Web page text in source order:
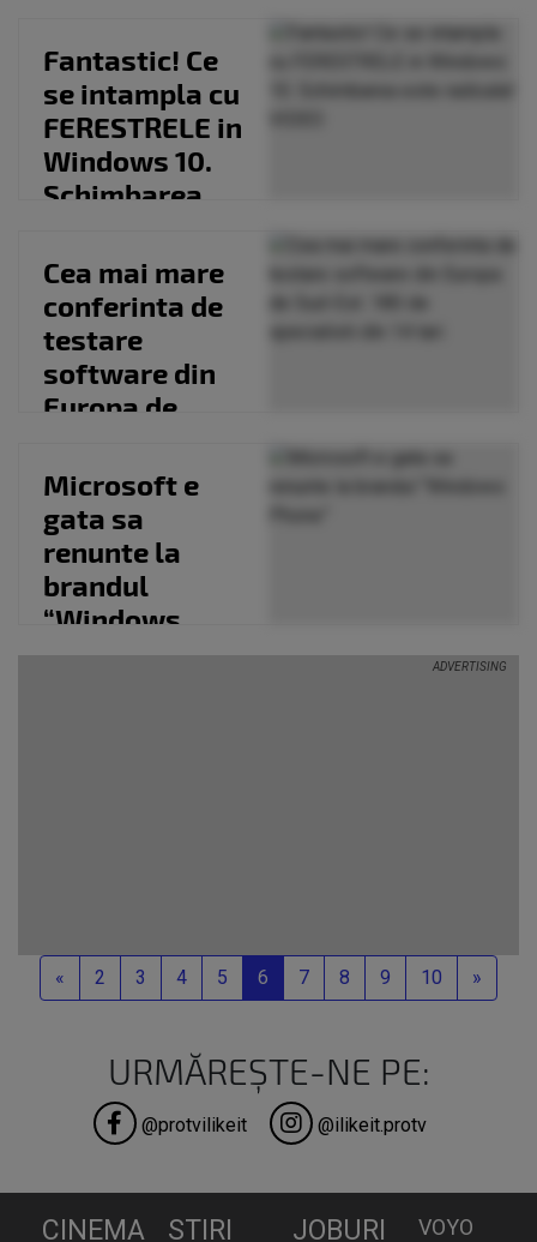
Specialistii...
Fantastic! Ce
se intampla cu
FERESTRELE in
Windows 10.
Schimbarea
VIDEO
Cea mai mare
conferinta de
testare
software din
Europa de
de
specialisti...
Microsoft e
gata sa
renunte la
brandul
“Windows
« Previous
2 3 4 5 6 7 8 9 10 »
URMĂREȘTE-NE PE:
@protvilikeit @ilikeit.protv
CINEMA STIRI
JOBURI
VOYO